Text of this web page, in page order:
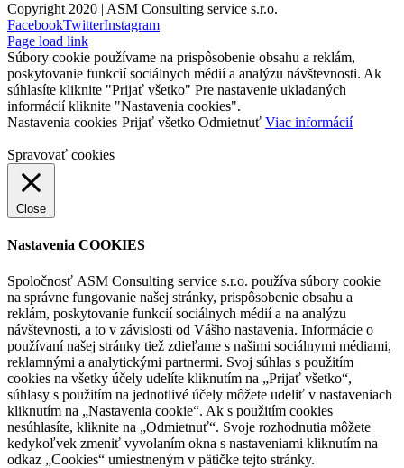
Copyright 2020 | ASM Consulting service s.r.o.
FacebookTwitterInstagram
Page load link
Súbory cookie používame na prispôsobenie obsahu a reklám,
poskytovanie funkcií sociálnych médií a analýzu návštevnosti. Ak
súhlasíte kliknite "Prijať všetko" Pre nastavenie ukladaných
informácií kliknite "Nastavenia cookies".
Nastavenia cookies Prijať všetko Odmietnuť Viac informácií
Spravovať cookies
Close
Nastavenia COOKIES
Spoločnosť ASM Consulting service s.r.o. používa súbory cookie
na správne fungovanie našej stránky, prispôsobenie obsahu a
reklám, poskytovanie funkcií sociálnych médií a na analýzu
návštevnosti, a to v závislosti od Vášho nastavenia. Informácie o
používaní našej stránky tiež zdieľame s našimi sociálnymi médiami,
reklamnými a analytickými partnermi. Svoj súhlas s použitím
cookies na všetky účely udelíte kliknutím na „Prijať všetko“,
súhlasy s použitím na jednotlivé účely môžete udeliť v nastaveniach
kliknutím na „Nastavenia cookie“. Ak s použitím cookies
nesúhlasíte, kliknite na „Odmietnuť“. Svoje rozhodnutia môžete
kedykoľvek zmeniť vyvolaním okna s nastaveniami kliknutím na
odkaz „Cookies“ umiestneným v pätičke tejto stránky.